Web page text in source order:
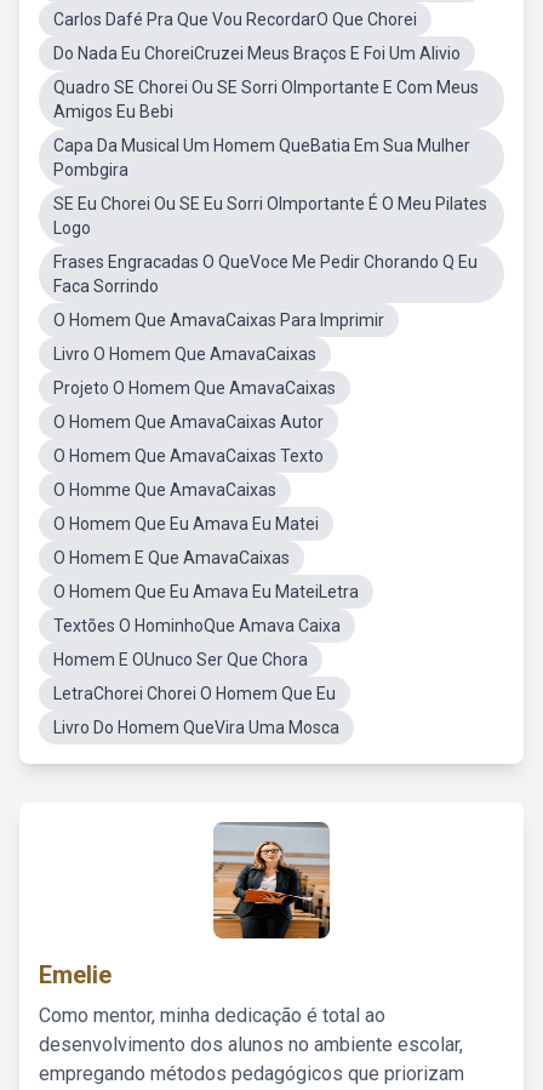
Carlos Dafé Pra Que Vou RecordarO Que Chorei
Do Nada Eu ChoreiCruzei Meus Braços E Foi Um Alivio
Quadro SE Chorei Ou SE Sorri OImportante E Com Meus
Amigos Eu Bebi
Capa Da Musical Um Homem QueBatia Em Sua Mulher
Pombgira
SE Eu Chorei Ou SE Eu Sorri OImportante É O Meu Pilates
Logo
Frases Engracadas O QueVoce Me Pedir Chorando Q Eu
Faca Sorrindo
O Homem Que AmavaCaixas Para Imprimir
Livro O Homem Que AmavaCaixas
Projeto O Homem Que AmavaCaixas
O Homem Que AmavaCaixas Autor
O Homem Que AmavaCaixas Texto
O Homme Que AmavaCaixas
O Homem Que Eu Amava Eu Matei
O Homem E Que AmavaCaixas
O Homem Que Eu Amava Eu MateiLetra
Textões O HominhoQue Amava Caixa
Homem E OUnuco Ser Que Chora
LetraChorei Chorei O Homem Que Eu
Livro Do Homem QueVira Uma Mosca
Emelie
Como mentor, minha dedicação é total ao
desenvolvimento dos alunos no ambiente escolar,
empregando métodos pedagógicos que priorizam